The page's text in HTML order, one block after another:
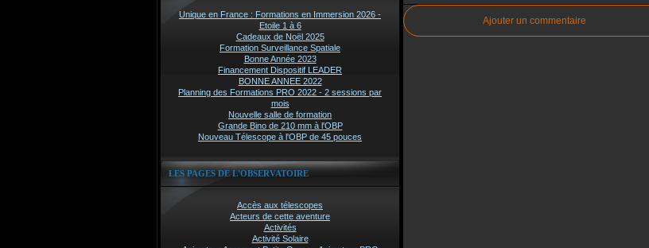
Unique en France : Formations en Immersion 2026 -
Etoile 1 à 6
Cadeaux de Noël 2025
Formation Surveillance Spatiale
Bonne Année 2023
Financement Dispositif LEADER
BONNE ANNEE 2022
Planning des Formations PRO 2022 - 2 sessions par
mois
Nouvelle salle de formation
Grande Bino de 210 mm à l'OBP
Nouveau Télescope à l'OBP de 45 pouces
LES PAGES DE L'OBSERVATOIRE
Accès aux télescopes
Acteurs de cette aventure
Activités
Activité Solaire
Ajouter un commentaire